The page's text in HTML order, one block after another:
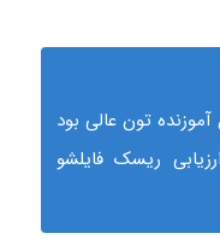
تون عالی بود
ریسک فایلشو